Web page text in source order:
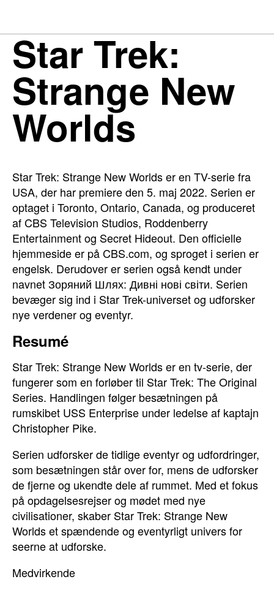
Star Trek:
Strange New
Worlds
Star Trek: Strange New Worlds er en TV-serie fra
USA, der har premiere den 5. maj 2022. Serien er
optaget i Toronto, Ontario, Canada, og produceret
af CBS Television Studios, Roddenberry
Entertainment og Secret Hideout. Den officielle
hjemmeside er på CBS.com, og sproget i serien er
engelsk. Derudover er serien også kendt under
navnet Зоряний Шлях: Дивні нові світи. Serien
bevæger sig ind i Star Trek-universet og udforsker
nye verdener og eventyr.
Resumé
Star Trek: Strange New Worlds er en tv-serie, der
fungerer som en forløber til Star Trek: The Original
Series. Handlingen følger besætningen på
rumskibet USS Enterprise under ledelse af kaptajn
Christopher Pike.
Serien udforsker de tidlige eventyr og udfordringer,
som besætningen står over for, mens de udforsker
de fjerne og ukendte dele af rummet. Med et fokus
på opdagelsesrejser og mødet med nye
civilisationer, skaber Star Trek: Strange New
Worlds et spændende og eventyrligt univers for
seerne at udforske.
Medvirkende